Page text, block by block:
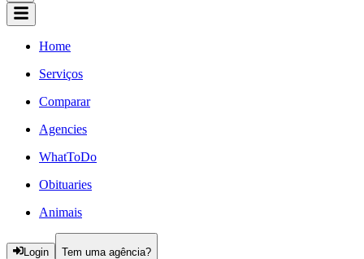
Home
Serviços
Comparar
Agencies
WhatToDo
Obituaries
Animais
Login Tem uma agência?